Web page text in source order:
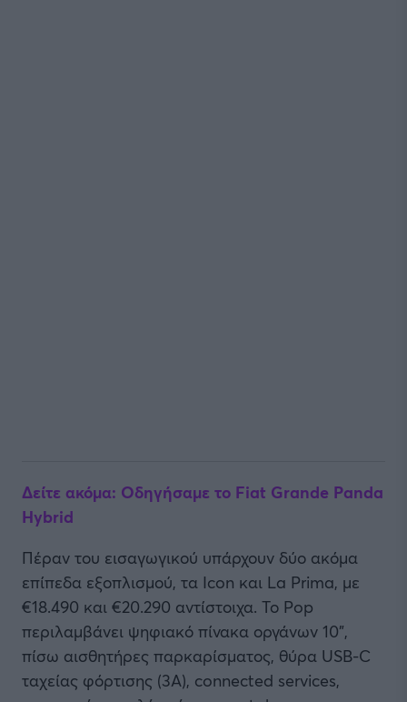
Δείτε ακόμα: Οδηγήσαμε το Fiat Grande Panda
Hybrid
Πέραν του εισαγωγικού υπάρχουν δύο ακόμα
επίπεδα εξοπλισμού, τα Icon και La Prima, με
€18.490 και €20.290 αντίστοιχα. Το Pop
περιλαμβάνει ψηφιακό πίνακα οργάνων 10”,
πίσω αισθητήρες παρκαρίσματος, θύρα USB-C
ταχείας φόρτισης (3Α), connected services,